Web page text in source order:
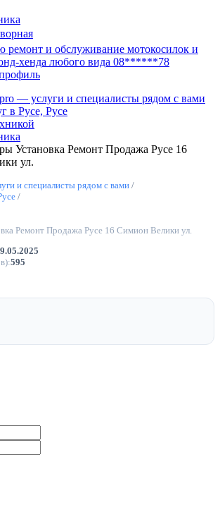
ремонт и обслуживание мотокосилок и
хенда любого вида 08******78
— услуги и специалисты рядом с вами
в Русе, Русе
Установка Ремонт Продажа Русе 16
ул.
и специалисты рядом с вами /
/
Ремонт Продажа Русе 16 Симион Велики ул.
595